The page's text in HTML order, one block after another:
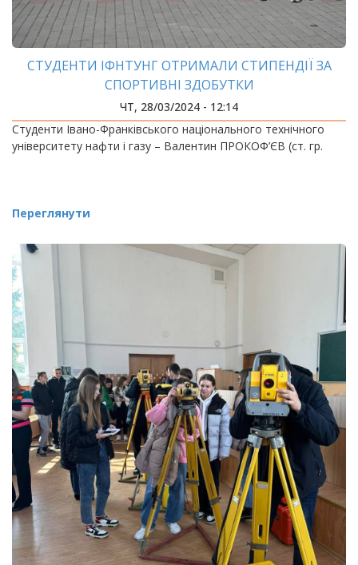
СТУДЕНТИ ІФНТУНГ ОТРИМАЛИ СТИПЕНДІЇ ЗА
СПОРТИВНІ ЗДОБУТКИ
ЧТ, 28/03/2024 - 12:14
Студенти Івано-Франківського національного технічного
університету нафти і газу – Валентин ПРОКОФ’ЄВ (ст. гр.
Переглянути